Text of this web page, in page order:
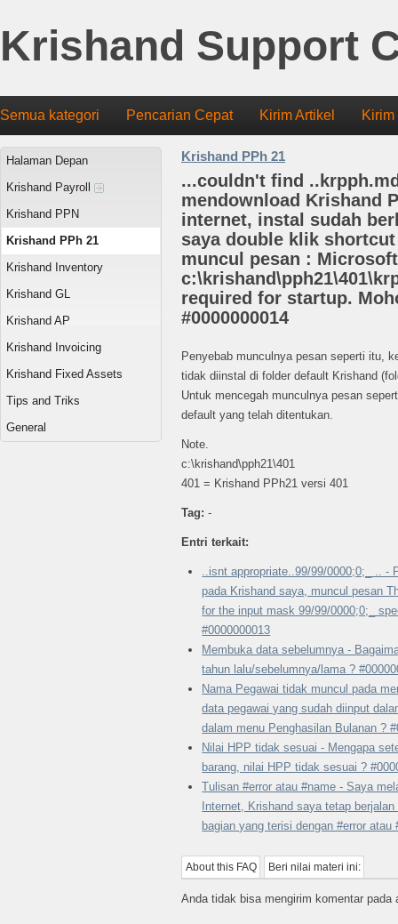
Krishand Support
Semua kategori Pencarian Cepat Kirim Artikel
Halaman Depan
Krishand Payroll
Krishand PPN
Krishand PPh 21
Krishand Inventory
Krishand GL
Krishand AP
Krishand Invoicing
Krishand Fixed Assets
Tips and Triks
General
Krishand PPh 21
...couldn't find
mendownload Krishand
internet, instal sudah
saya double klik
muncul pesan :
required for startup.
#0000000014
Penyebab munculnya pesan seperti itu,
tidak diinstal di folder default Krishand
Untuk mencegah munculnya pesan
default yang telah ditentukan.
Note.
c:\krishand\pph21\401
401 = Krishand PPh21 versi 401
Tag: -
Entri terkait:
..isnt appropriate..99/99/0000;0;_ ..
pada Krishand saya, muncul pesan
for the input mask 99/99/0000;0;_
#0000000013
Membuka data sebelumnya -
tahun lalu/sebelumnya/lama ?
Nama Pegawai tidak muncul pada
data pegawai yang sudah diinput
dalam menu Penghasilan Bulanan ?
Nilai HPP tidak sesuai - Mengapa
barang, nilai HPP tidak sesuai ?
Tulisan #error atau #name - Saya
Internet, Krishand saya tetap
bagian yang terisi dengan #error atau
About this FAQ Beri nilai materi ini:
Anda tidak bisa mengirim komentar pada